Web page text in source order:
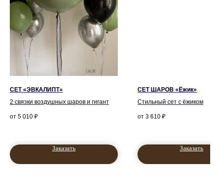
СЕТ «ЭВКАЛИПТ»
2 связки воздушных шаров и гигант
5 010 ₽
Заказать
СЕТ ШАРОВ «Ёжик»
Стильный сет с ёжиком
3 610 ₽
Заказать